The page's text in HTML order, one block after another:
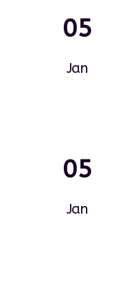
05
Jan
05
Jan